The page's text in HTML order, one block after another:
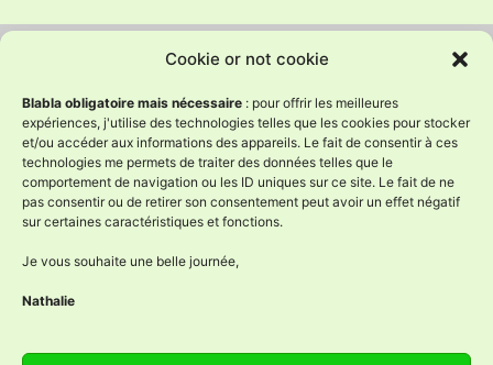
Cookie or not cookie
Blabla obligatoire mais nécessaire : pour offrir les meilleures
expériences, j'utilise des technologies telles que les cookies pour stocker
et/ou accéder aux informations des appareils. Le fait de consentir à ces
technologies me permets de traiter des données telles que le
comportement de navigation ou les ID uniques sur ce site. Le fait de ne
pas consentir ou de retirer son consentement peut avoir un effet négatif
sur certaines caractéristiques et fonctions.
Je vous souhaite une belle journée,
Nathalie
Coordonnées